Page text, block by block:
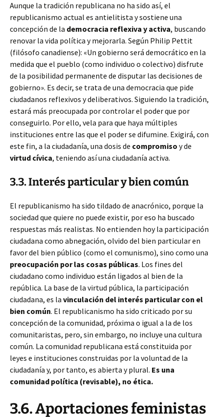
Aunque la tradición republicana no ha sido así, el
republicanismo actual es antielitista y sostiene una
concepción de la democracia reflexiva y activa, buscando
renovar la vida política y mejorarla. Según Philip Pettit
(filósofo canadiense): «Un gobierno será democrático en la
medida que el pueblo (como individuo o colectivo) disfrute
de la posibilidad permanente de disputar las decisiones de
gobierno». Es decir, se trata de una democracia que pide
ciudadanos reflexivos y deliberativos. Siguiendo la tradición,
estará más preocupada por controlar el poder que por
conseguirlo. Por ello, vela para que haya múltiples
instituciones entre las que el poder se difumine. Exigirá, con
este fin, a la ciudadanía, una dosis de compromiso y de
virtud cívica, teniendo así una ciudadanía activa.
3.3. Interés particular y bien común
El republicanismo ha sido tildado de anacrónico, porque la
sociedad que quiere no puede existir, por eso ha buscado
respuestas más realistas. No entienden hoy la participación
ciudadana como abnegación, olvido del bien particular en
favor del bien público (como el comunismo), sino como una
preocupación por las cosas públicas. Los fines del
ciudadano como individuo están ligados al bien de la
república. La base de la virtud pública, la participación
ciudadana, es la vinculación del interés particular con el
bien común. El republicanismo ha sido criticado por su
concepción de la comunidad, próxima o igual a la de los
comunitaristas, pero, sin embargo, no incluye una cultura
común. La comunidad republicana está constituida por
leyes e instituciones construidas por la voluntad de la
ciudadanía y, por tanto, es abierta y plural. Es una
comunidad política (revisable), no ética.
3.6. Aportaciones feministas